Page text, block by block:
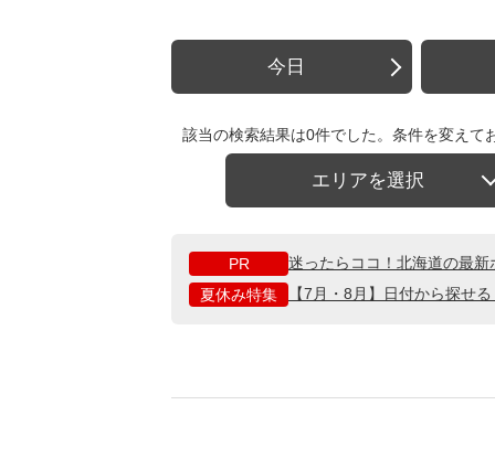
今日
該当の検索結果は0件でした。条件を変えて
エリアを選択
PR
迷ったらココ！北海道の最
夏休み特集
【7月・8月】日付から探せ